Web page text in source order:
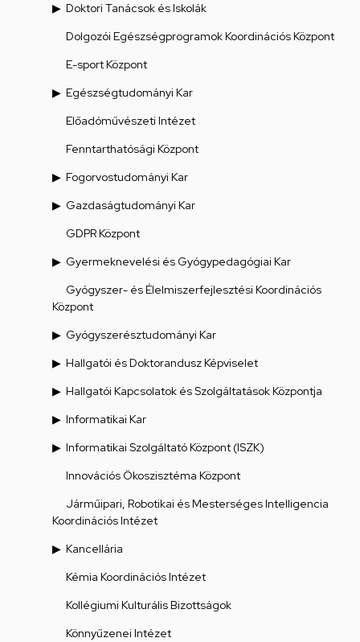
Doktori Tanácsok és Iskolák
Dolgozói Egészségprogramok Koordinációs Központ
E-sport Központ
Egészségtudományi Kar
Előadóművészeti Intézet
Fenntarthatósági Központ
Fogorvostudományi Kar
Gazdaságtudományi Kar
GDPR Központ
Gyermeknevelési és Gyógypedagógiai Kar
Gyógyszer- és Élelmiszerfejlesztési Koordinációs
Központ
Gyógyszerésztudományi Kar
Hallgatói és Doktorandusz Képviselet
Hallgatói Kapcsolatok és Szolgáltatások Központja
Informatikai Kar
Informatikai Szolgáltató Központ (ISZK)
Innovációs Ökoszisztéma Központ
Járműipari, Robotikai és Mesterséges Intelligencia
Koordinációs Intézet
Kancellária
Kémia Koordinációs Intézet
Kollégiumi Kulturális Bizottságok
Könnyűzenei Intézet